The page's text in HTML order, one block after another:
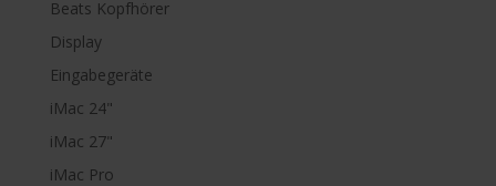
Beats Kopfhörer
Display
Eingabegeräte
iMac 24"
iMac 27"
iMac Pro